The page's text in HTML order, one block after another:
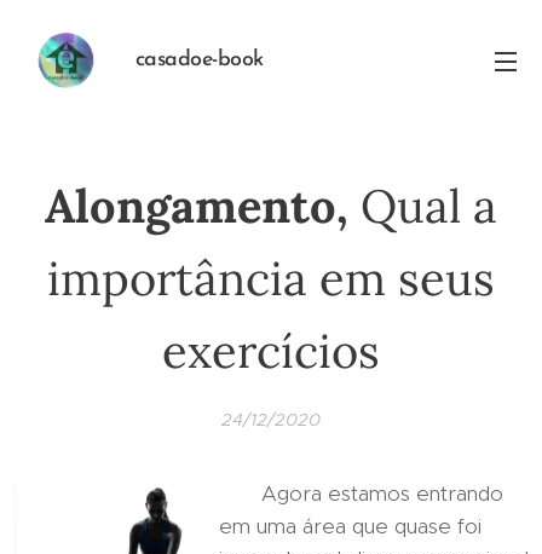
casadoe-book
Alongamento, Qual a
importância em seus
exercícios
24/12/2020
Agora estamos entrando
em uma área que quase foi